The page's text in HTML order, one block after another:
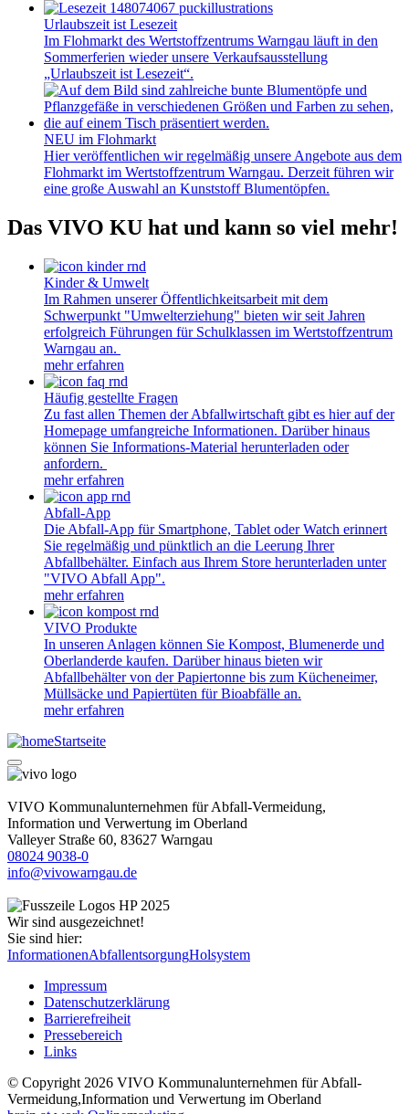
Urlaubszeit ist Lesezeit
Im Flohmarkt des Wertstoffzentrums Warngau läuft in den
Sommerferien wieder unsere Verkaufsausstellung
„Urlaubszeit ist Lesezeit“.
NEU im Flohmarkt
Hier veröffentlichen wir regelmäßig unsere Angebote aus dem
Flohmarkt im Wertstoffzentrum Warngau. Derzeit führen wir
eine große Auswahl an Kunststoff Blumentöpfen.
Das VIVO KU hat und kann so viel mehr!
Kinder & Umwelt
Im Rahmen unserer Öffentlichkeitsarbeit mit dem
Schwerpunkt "Umwelterziehung" bieten wir seit Jahren
erfolgreich Führungen für Schulklassen im Wertstoffzentrum
Warngau an.
mehr erfahren
Häufig gestellte Fragen
Zu fast allen Themen der Abfallwirtschaft gibt es hier auf der
Homepage umfangreiche Informationen. Darüber hinaus
können Sie Informations-Material herunterladen oder
anfordern.
mehr erfahren
Abfall-App
Die Abfall-App für Smartphone, Tablet oder Watch erinnert
Sie regelmäßig und pünktlich an die Leerung Ihrer
Abfallbehälter. Einfach aus Ihrem Store herunterladen unter
"VIVO Abfall App".
mehr erfahren
VIVO Produkte
In unseren Anlagen können Sie Kompost, Blumenerde und
Oberlanderde kaufen. Darüber hinaus bieten wir
Abfallbehälter von der Papiertonne bis zum Kücheneimer,
Müllsäcke und Papiertüten für Bioabfälle an.
mehr erfahren
Startseite
VIVO Kommunalunternehmen für Abfall-Vermeidung,
Information und Verwertung im Oberland
Valleyer Straße 60, 83627 Warngau
08024 9038-0
info@vivowarngau.de
Wir sind ausgezeichnet!
Sie sind hier:
InformationenAbfallentsorgungHolsystem
Impressum
Datenschutzerklärung
Barrierefreiheit
Pressebereich
Links
© Copyright 2026 VIVO Kommunalunternehmen für Abfall-
Vermeidung,Information und Verwertung im Oberland